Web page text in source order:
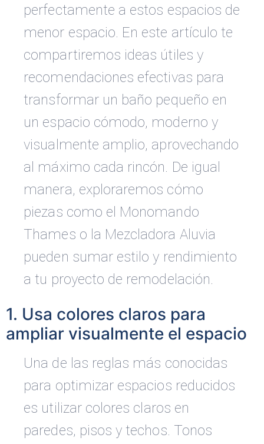
perfectamente a estos espacios de
menor espacio. En este artículo te
compartiremos ideas útiles y
recomendaciones efectivas para
transformar un baño pequeño en
un espacio cómodo, moderno y
visualmente amplio, aprovechando
al máximo cada rincón. De igual
manera, exploraremos cómo
piezas como el Monomando
Thames o la Mezcladora Aluvia
pueden sumar estilo y rendimiento
a tu proyecto de remodelación.
1. Usa colores claros para
ampliar visualmente el espacio
Una de las reglas más conocidas
para optimizar espacios reducidos
es utilizar colores claros en
paredes, pisos y techos. Tonos